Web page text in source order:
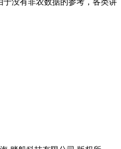
没有非农数据的参考，各类讲